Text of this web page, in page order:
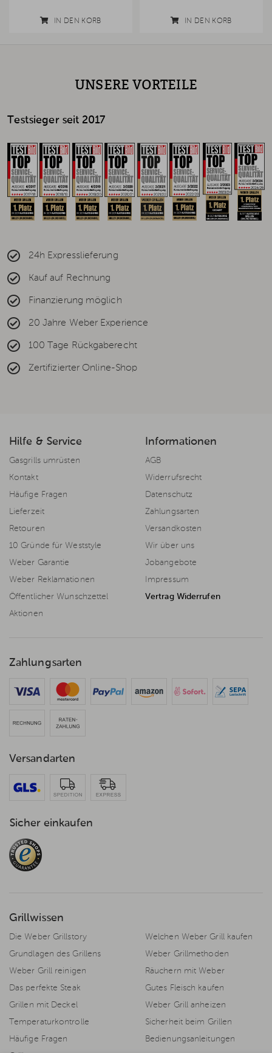
IN DEN KORB IN DEN KORB
UNSERE VORTEILE
Testsieger seit 2017
24h Expresslieferung
Kauf auf Rechnung
Finanzierung möglich
20 Jahre Weber Experience
100 Tage Rückgaberecht
Zertifizierter Online-Shop
Hilfe & Service
Gasgrills umrüsten
Kontakt
Häufige Fragen
Lieferzeit
Retouren
10 Gründe für Weststyle
Weber Garantie
Weber Reklamationen
Öffentlicher Wunschzettel
Aktionen
Informationen
AGB
Widerrufsrecht
Datenschutz
Zahlungsarten
Versandkosten
Wir über uns
Jobangebote
Impressum
Vertrag Widerrufen
Zahlungsarten
Versandarten
Sicher einkaufen
Grillwissen
Die Weber Grillstory
Welchen Weber Grill kaufen
Grundlagen des Grillens
Weber Grillmethoden
Weber Grill reinigen
Räuchern mit Weber
Das perfekte Steak
Gutes Fleisch kaufen
Grillen mit Deckel
Weber Grill anheizen
Temperaturkontrolle
Sicherheit beim Grillen
Häufige Fragen
Bedienungsanleitungen